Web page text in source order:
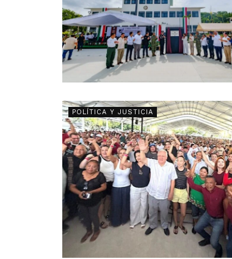
POLÍTICA Y JUSTICIA